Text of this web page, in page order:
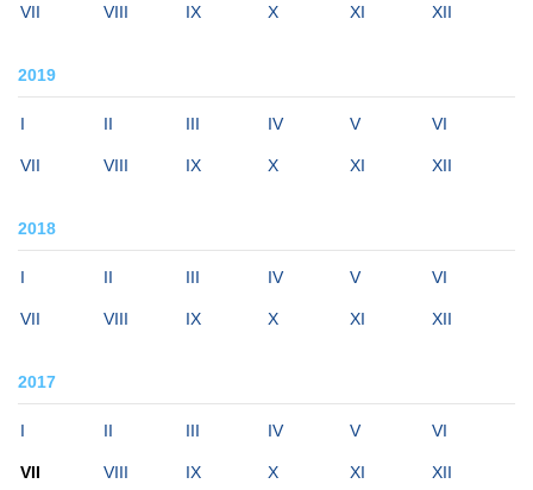
VII VIII IX X XI XII
2019
I II III IV V VI
VII VIII IX X XI XII
2018
I II III IV V VI
VII VIII IX X XI XII
2017
I II III IV V VI
VII VIII IX X XI XII